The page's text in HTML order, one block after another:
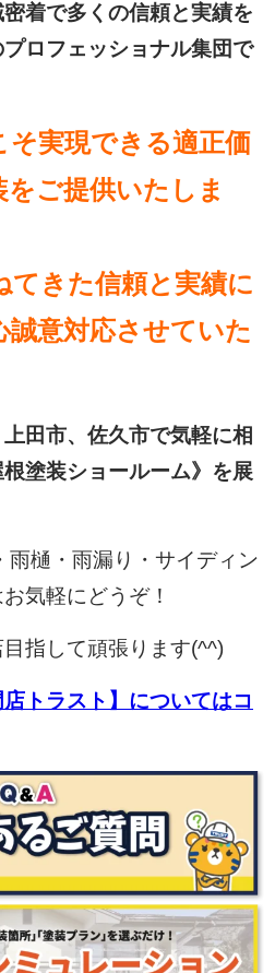
着で多くの信頼と実績を
ロフェッショナル集団で
そ実現できる適正価
ご提供いたしま
てきた信頼と実績に
意対応させていた
田市、佐久市で気軽に相
塗装ショールーム》を展
雨樋・雨漏り・サイディン
気軽にどうぞ！
指して頑張ります(^^)
店トラスト】についてはコ